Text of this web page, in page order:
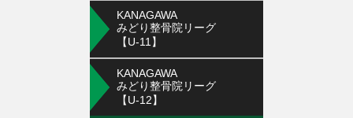
KANAGAWA
みどり整骨院リーグ
【U-11】
KANAGAWA
みどり整骨院リーグ
【U-12】